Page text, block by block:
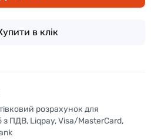
в клік
розрахунок для
з ПДВ, Liqpay, Visa/MasterCard,